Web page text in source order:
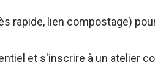
rapide, lien compostage)
et s'inscrire à un atelier